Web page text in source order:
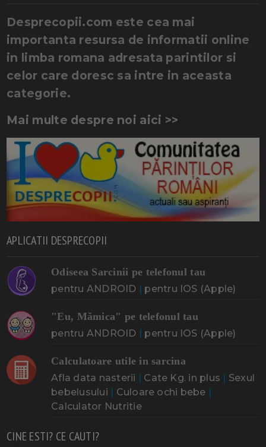
Desprecopii.com este cea mai
importanta resursa de informatii online
in limba romana adresata parintilor si
celor care doresc sa intre in aceasta
categorie.
Mai multe despre noi aici >>
APLICATII DESPRECOPII
Odiseea Sarcinii pe telefonul tau
pentru ANDROID pentru IOS (Apple)
"Eu, Mămica" pe telefonul tau
pentru ANDROID pentru IOS (Apple)
Calculatoare utile in sarcina
Afla data nasterii Cate Kg. in plus
Sexul
bebelusului
Culoare ochi bebe
Calculator Nutritie
CINE ESTI? CE CAUTI?